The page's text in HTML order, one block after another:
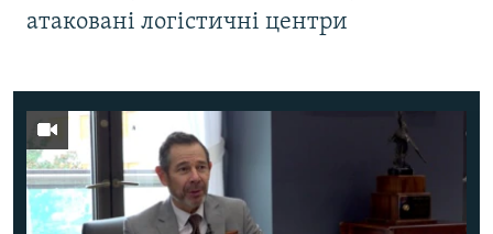
атаковані логістичні центри